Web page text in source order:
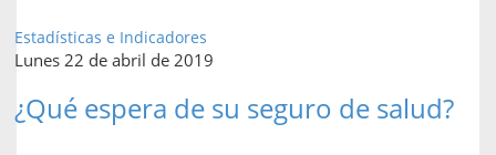
Estadísticas e Indicadores
Lunes 22 de abril de 2019
¿Qué espera de su seguro de salud?